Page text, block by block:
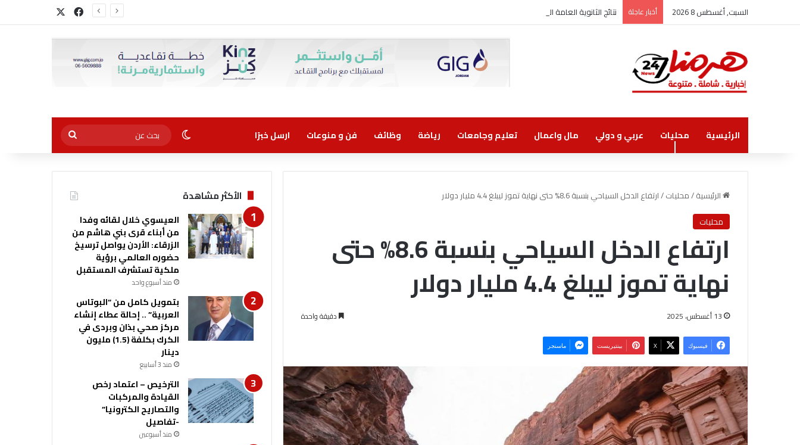
السبت, أغسطس 8 2026 أخبار عاجلة نتائج الثانوية العامة الاثنين فيسبوك
الرئيسية محليات عربي و دولي مال واعمال تعليم وجامعات رياضة وظائف فن و منوعات ارسل خبرًا الوضع المظلم
بحث
عن
الرئيسية/محليات/ارتفاع الدخل السياحي بنسبة 8.6% حتى نهاية تموز ليبلغ 4.4 مليار دولار
محليات
ارتفاع الدخل السياحي بنسبة 8.6% حتى
نهاية تموز ليبلغ 4.4 مليار دولار
13 أغسطس، 2025 دقيقة واحدة
فيسبوك ‫X بينتيريست ماسنجر
الأكثر مشاهدة
العيسوي خلال لقائه وفدا
من أبناء قرى بني هاشم من
الزرقاء: الأردن يواصل ترسيخ
حضوره العالمي برؤية
ملكية تستشرف المستقبل
منذ أسبوع واحد
بتمويل كامل من “البوتاس
العربية” .. إحالة عطاء إنشاء
مركز صحي بذان وبردى في
الكرك بكلفة (1.5) مليون
دينار
منذ 3 أسابيع
الترخيص – اعتماد رخص
القيادة والمركبات
والتصاريح الكترونيا”
-تفاصيل
منذ أسبوعين